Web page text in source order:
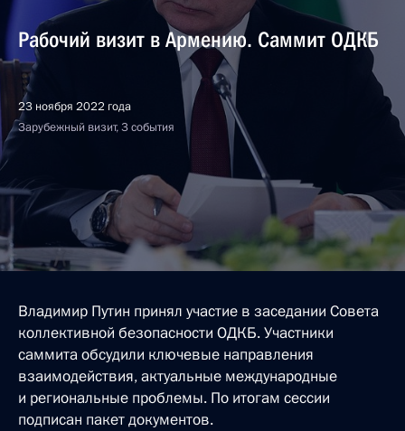
Рабочий визит в Армению. Саммит ОДКБ
23 ноября 2022 года
Зарубежный визит, 3 события
Владимир Путин принял участие в заседании Совета
коллективной безопасности ОДКБ. Участники
саммита обсудили ключевые направления
взаимодействия, актуальные международные
и региональные проблемы. По итогам сессии
подписан пакет документов.